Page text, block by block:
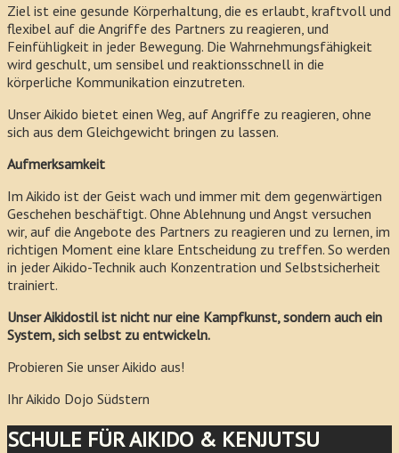
Ziel ist eine gesunde Körperhaltung, die es erlaubt, kraftvoll und
flexibel auf die Angriffe des Partners zu reagieren, und
Feinfühligkeit in jeder Bewegung. Die Wahrnehmungsfähigkeit
wird geschult, um sensibel und reaktionsschnell in die
körperliche Kommunikation einzutreten.
Unser Aikido bietet einen Weg, auf Angriffe zu reagieren, ohne
sich aus dem Gleichgewicht bringen zu lassen.
Aufmerksamkeit
Im Aikido ist der Geist wach und immer mit dem gegenwärtigen
Geschehen beschäftigt. Ohne Ablehnung und Angst versuchen
wir, auf die Angebote des Partners zu reagieren und zu lernen, im
richtigen Moment eine klare Entscheidung zu treffen. So werden
in jeder Aikido-Technik auch Konzentration und Selbstsicherheit
trainiert.
Unser Aikidostil ist nicht nur eine Kampfkunst, sondern auch ein
System, sich selbst zu entwickeln.
Probieren Sie unser Aikido aus!
Ihr Aikido Dojo Südstern
SCHULE FÜR AIKIDO & KENJUTSU